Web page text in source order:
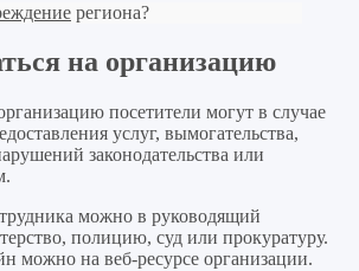
региона?
на организацию
посетители могут в случае
услуг, вымогательства,
законодательства или
можно в руководящий
полицию, суд или прокуратуру.
можно на веб-ресурсе организации.